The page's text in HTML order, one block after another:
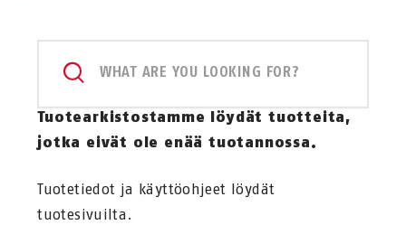
WHAT ARE YOU LOOKING FOR?
Tuotearkistostamme löydät tuotteita,
jotka eivät ole enää tuotannossa.
Tuotetiedot ja käyttöohjeet löydät
tuotesivuilta.